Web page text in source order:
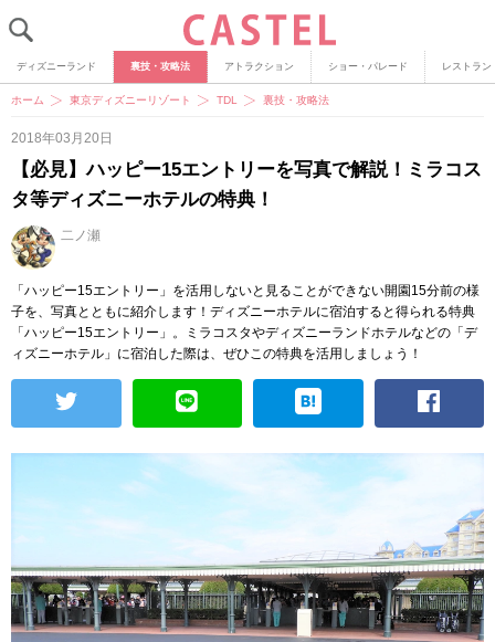
ディズニーランド 裏技・攻略法 アトラクション ショー・パレード レストラン
ホーム 東京ディズニーリゾート TDL 裏技・攻略法
2018年03月20日
【必見】ハッピー15エントリーを写真で解説！ミラコス
タ等ディズニーホテルの特典！
二ノ瀬
「ハッピー15エントリー」を活用しないと見ることができない開園15分前の様
子を、写真とともに紹介します！ディズニーホテルに宿泊すると得られる特典
「ハッピー15エントリー」。ミラコスタやディズニーランドホテルなどの「デ
ィズニーホテル」に宿泊した際は、ぜひこの特典を活用しましょう！